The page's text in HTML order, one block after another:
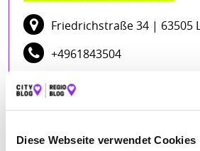
Diese Webseite verwendet Cookies
Friedrichstraße 34 | 63505
+4961843504
ÖFFNUNGSZEITEN
Dienstag
05:30 -